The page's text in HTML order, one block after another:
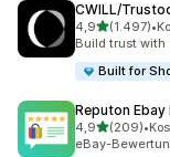
CWILL/
4,9von 5(1.497)
1497 •
Build trust with
Built for
Reputon
4,9von 5(209)
209 •
eBay-